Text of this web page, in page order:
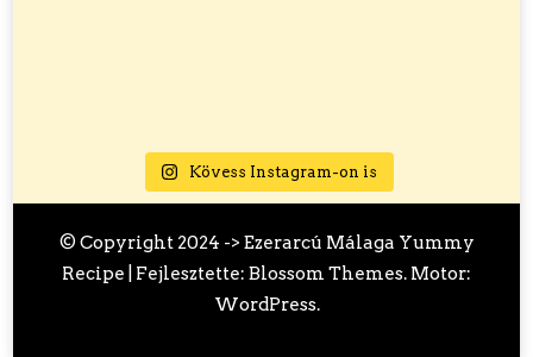
Kövess Instagram-on is
© Copyright 2024 -> Ezerarcú Málaga Yummy
Recipe | Fejlesztette: Blossom Themes. Motor:
WordPress.